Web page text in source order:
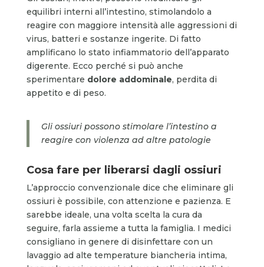
equilibri interni all’intestino, stimolandolo a
reagire con maggiore intensità alle aggressioni di
virus, batteri e sostanze ingerite. Di fatto
amplificano lo stato infiammatorio dell’apparato
digerente. Ecco perché si può anche
sperimentare dolore addominale, perdita di
appetito e di peso.
Gli ossiuri possono stimolare l’intestino a
reagire con violenza ad altre patologie
Cosa fare per liberarsi dagli ossiuri
L’approccio convenzionale dice che eliminare gli
ossiuri è possibile, con attenzione e pazienza. E
sarebbe ideale, una volta scelta la cura da
seguire, farla assieme a tutta la famiglia. I medici
consigliano in genere di disinfettare con un
lavaggio ad alte temperature biancheria intima,